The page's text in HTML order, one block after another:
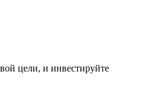
цели, и инвестируйте